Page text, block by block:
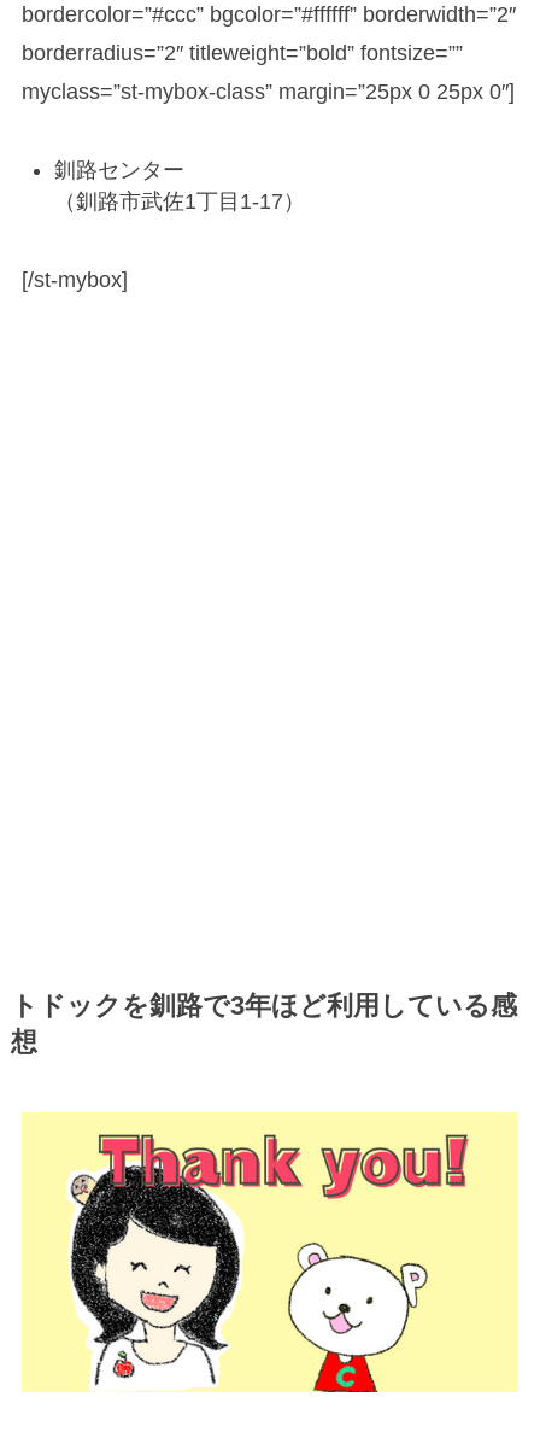
bordercolor=”#ccc” bgcolor=”#ffffff” borderwidth=”2″
borderradius=”2″ titleweight=”bold” fontsize=””
myclass=”st-mybox-class” margin=”25px 0 25px 0″]
釧路センター
（釧路市武佐1丁目1-17）
[/st-mybox]
トドックを釧路で3年ほど利用している感
想